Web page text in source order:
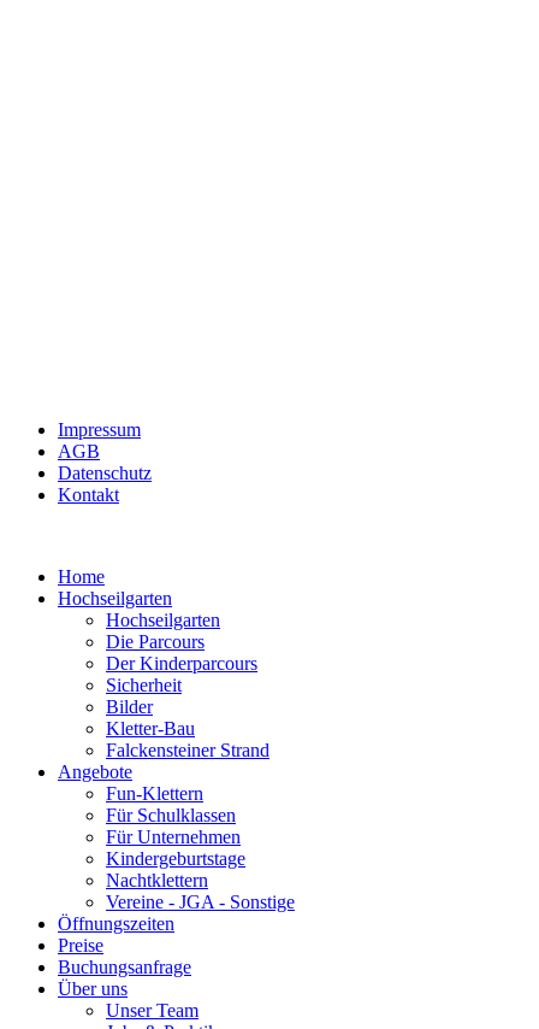
Impressum
AGB
Datenschutz
Kontakt
Home
Hochseilgarten
Hochseilgarten
Die Parcours
Der Kinderparcours
Sicherheit
Bilder
Kletter-Bau
Falckensteiner Strand
Angebote
Fun-Klettern
Für Schulklassen
Für Unternehmen
Kindergeburtstage
Nachtklettern
Vereine - JGA - Sonstige
Öffnungszeiten
Preise
Buchungsanfrage
Über uns
Unser Team